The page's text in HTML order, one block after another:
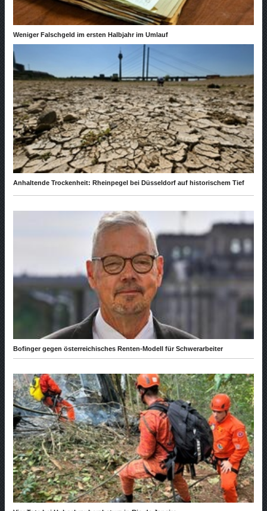
Weniger Falschgeld im ersten Halbjahr im Umlauf
Anhaltende Trockenheit: Rheinpegel bei Düsseldorf auf historischem Tief
Bofinger gegen österreichisches Renten-Modell für Schwerarbeiter